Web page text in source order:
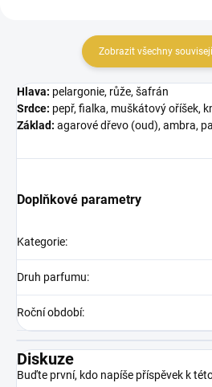
Zobrazit všechny
Hlava: pelargonie, růže, šafrán
Srdce: pepř, fialka, muškátový oříšek,
Základ: agarové dřevo (oud), ambra,
Doplňkové parametry
Kategorie:
Druh parfumu:
Roční období:
Diskuze
Buďte první, kdo napíše příspěvek k